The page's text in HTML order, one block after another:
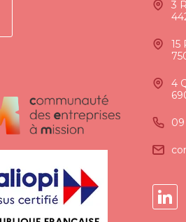
3
15
4
09